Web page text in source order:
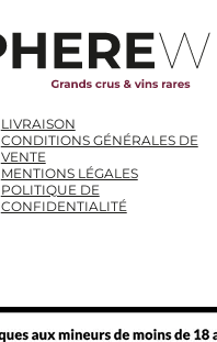
LIVRAISON
CONDITIONS GÉNÉRALES DE
VENTE
MENTIONS LÉGALES
POLITIQUE DE
CONFIDENTIALITÉ